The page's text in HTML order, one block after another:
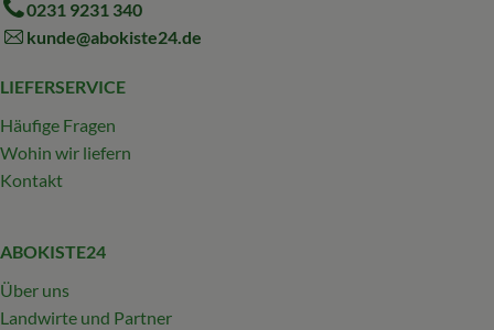
0231 9231 340
kunde@abokiste24.de
LIEFERSERVICE
Häufige Fragen
Wohin wir liefern
Kontakt
ABOKISTE24
Über uns
Landwirte und Partner